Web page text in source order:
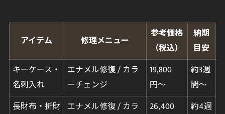
アイテム 修理メニュー
参考価格
（税込）
納期
目安
キーケース・
名刺入れ
エナメル修復 / カラ
ーチェンジ
19,800
円〜
約3週
間〜
長財布・折財 エナメル修復 / カラ
26,400
約4週